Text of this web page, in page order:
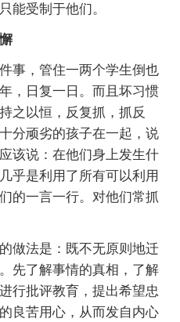
能受制于他们。
事，管住一两个学生倒也
，日复一日。而且坏习惯
之以恒，反复抓，抓反
分顽劣的孩子在一起，说
该说：在他们身上发生什
乎是利用了所有可以利用
的一言一行。对他们常抓
做法是：既不无原则地迁
先了解事情的真相，了解
行批评教育，提出希望忠
良苦用心，从而发自内心